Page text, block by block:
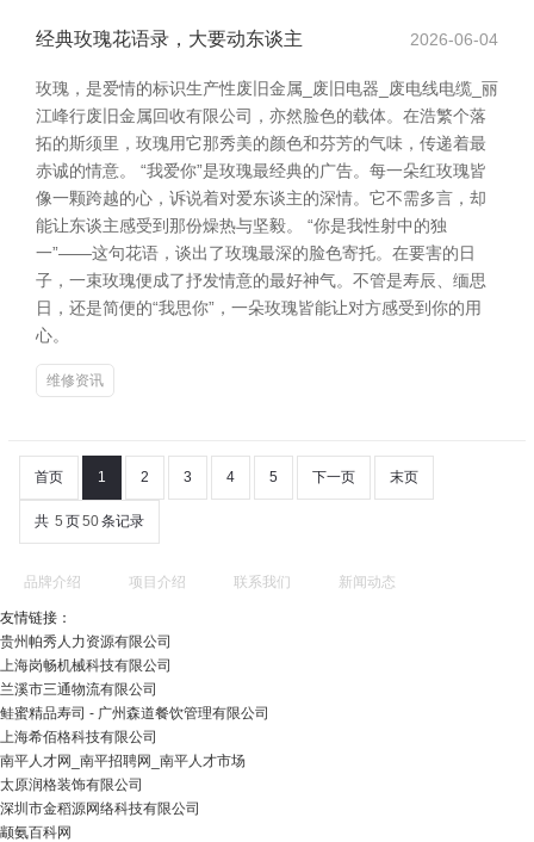
经典玫瑰花语录，大要动东谈主 2026-06-04
玫瑰，是爱情的标识生产性废旧金属_废旧电器_废电线电缆_丽
江峰行废旧金属回收有限公司，亦然脸色的载体。在浩繁个落
拓的斯须里，玫瑰用它那秀美的颜色和芬芳的气味，传递着最
赤诚的情意。 “我爱你”是玫瑰最经典的广告。每一朵红玫瑰皆
像一颗跨越的心，诉说着对爱东谈主的深情。它不需多言，却
能让东谈主感受到那份燥热与坚毅。 “你是我性射中的独
一”——这句花语，谈出了玫瑰最深的脸色寄托。在要害的日
子，一束玫瑰便成了抒发情意的最好神气。不管是寿辰、缅思
日，还是简便的“我思你”，一朵玫瑰皆能让对方感受到你的用
心。
维修资讯
首页 1 2 3 4 5 下一页 末页
共 5 页50条记录
品牌介绍 项目介绍 联系我们 新闻动态
友情链接：
贵州帕秀人力资源有限公司
上海岗畅机械科技有限公司
兰溪市三通物流有限公司
鲑蜜精品寿司 - 广州森道餐饮管理有限公司
上海希佰格科技有限公司
南平人才网_南平招聘网_南平人才市场
太原润格装饰有限公司
深圳市金稻源网络科技有限公司
颛氨百科网